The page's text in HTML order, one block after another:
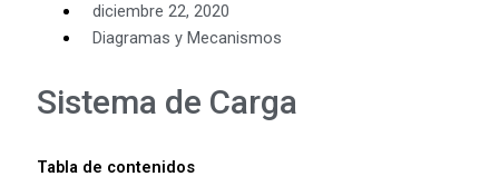
diciembre 22, 2020
Diagramas y Mecanismos
Sistema de Carga
Tabla de contenidos